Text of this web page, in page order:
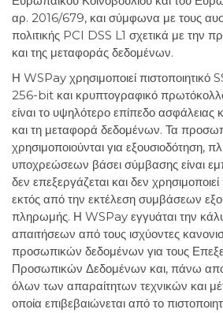
αρ. 2016/679, και σύμφωνα με τους
πολιτικής PCI DSS L1 σχετικά με την
και της μεταφοράς δεδομένων.
Η WSPay χρησιμοποιεί
256-bit και κρυπτογραφικό
είναι το υψηλότερο επίπεδο
και τη μεταφορά δεδομένων. Τα
χρησιμοποιούνται για
υποχρεώσεων βάσει σύμβασης είναι
δεν επεξεργάζεται και δεν
εκτός από την εκτέλεση συμβάσεων
πληρωμής. Η WSPay εγγυάται την
απαιτήσεων από τους ισχύοντες
προσωπικών δεδομένων για τους
Προσωπικών Δεδομένων και, πάνω
όλων των απαραίτητων τεχνικών και
οποία επιβεβαιώνεται από το